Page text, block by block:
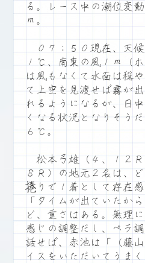
る。レース中の潮位変
ｍ。
０７：５０現在、天候
１℃、南東の風１ｍ（
は風もなくて水面は穏
て上空を見渡せば霧が
れるようになるが、日
くなる状況となりそう
６℃。
松本弓雄（４、１２Ｒ
８Ｒ）の地元２名は、
捲りで１着として存在
「タイムが出ていたか
ど、重さはある。無理
感じの調整だし、ペラ
話せば、赤池は「（藤
イスをいただいてうま